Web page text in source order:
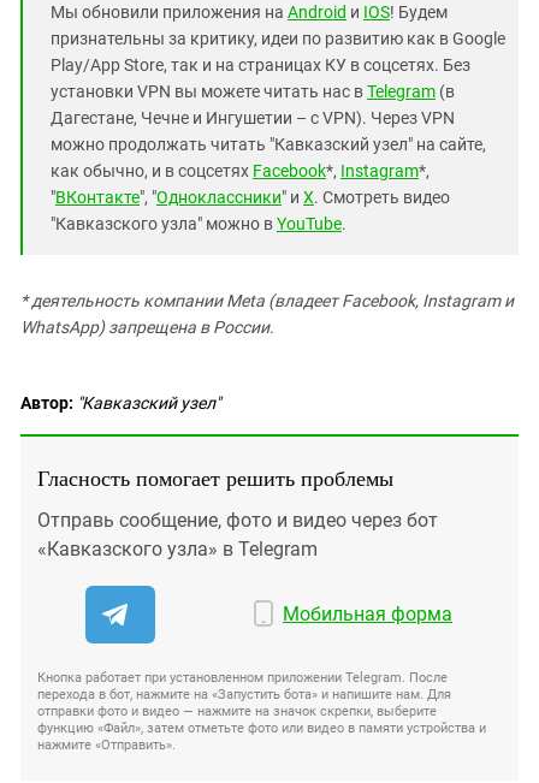
Мы обновили приложения на Android и IOS! Будем
признательны за критику, идеи по развитию как в Google
Play/App Store, так и на страницах КУ в соцсетях. Без
установки VPN вы можете читать нас вTelegram (в
Дагестане, Чечне и Ингушетии – с VPN). Через VPN
можно продолжать читать "Кавказский узел" на сайте,
как обычно, и в соцсетях Facebook*, Instagram*,
"ВКонтакте", "Одноклассники" и X. Смотреть видео
"Кавказского узла" можно вYouTube.
* деятельность компании Meta (владеет Facebook, Instagram и
WhatsApp) запрещена в России.
Автор: "Кавказский узел"
Гласность помогает решить проблемы
Отправь сообщение, фото и видео через бот
«Кавказского узла» в Telegram
Мобильная форма
Кнопка работает при установленном приложении Telegram. После
перехода в бот, нажмите на «Запустить бота» и напишите нам. Для
отправки фото и видео — нажмите на значок скрепки, выберите
функцию «Файл», затем отметьте фото или видео в памяти устройства и
нажмите «Отправить».